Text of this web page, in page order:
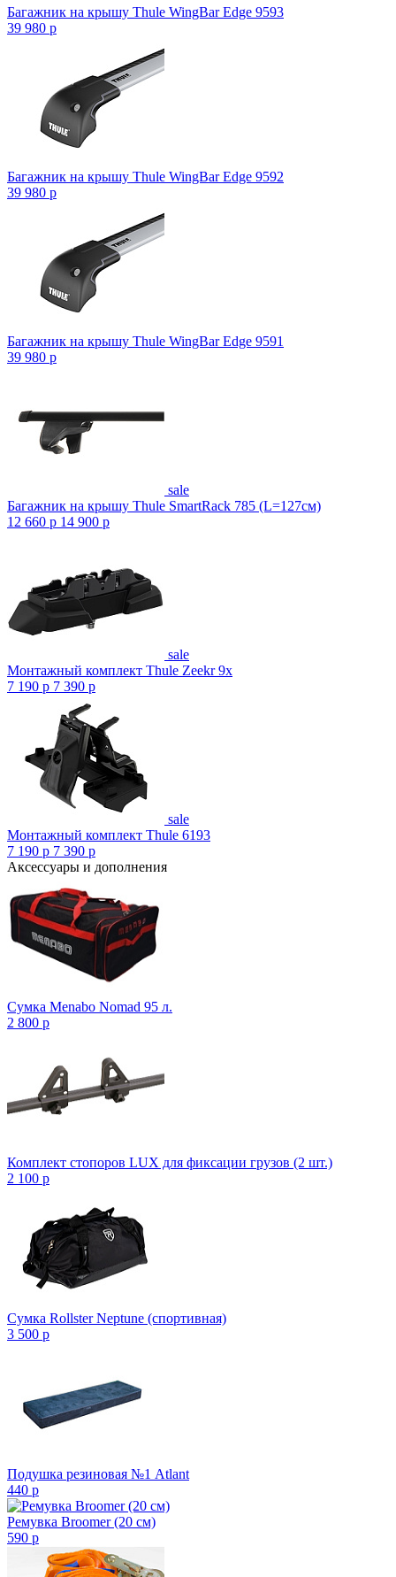
Багажник на крышу Thule WingBar Edge 9593
39 980 p
Багажник на крышу Thule WingBar Edge 9592
39 980 p
Багажник на крышу Thule WingBar Edge 9591
39 980 p
sale
Багажник на крышу Thule SmartRack 785 (L=127см)
12 660 p 14 900 p
sale
Монтажный комплект Thule Zeekr 9x
7 190 p 7 390 p
sale
Монтажный комплект Thule 6193
7 190 p 7 390 p
Аксессуары и дополнения
Сумка Menabo Nomad 95 л.
2 800 p
Комплект стопоров LUX для фиксации грузов (2 шт.)
2 100 p
Сумка Rollster Neptune (спортивная)
3 500 p
Подушка резиновая №1 Atlant
440 p
Ремувка Broomer (20 см)
590 p